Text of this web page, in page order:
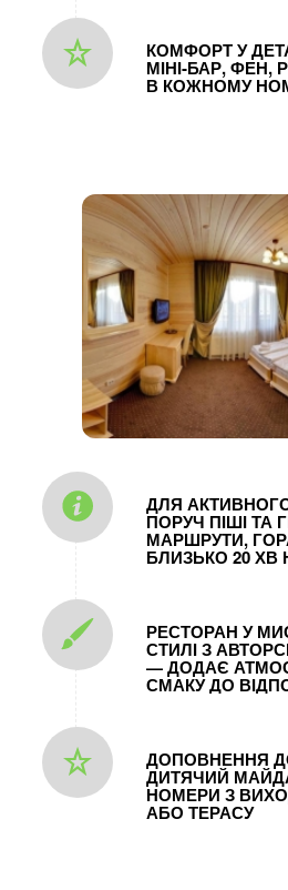
КОМФОРТ У
МІНІ‑БАР,
В КОЖНОМУ
ДЛЯ
ПОРУЧ ПІШІ ТА
МАРШРУТИ,
БЛИЗЬКО 20 ХВ
РЕСТОРАН У
СТИЛІ З
— ДОДАЄ
СМАКУ ДО
ДОПОВНЕННЯ
ДИТЯЧИЙ
НОМЕРИ З
АБО ТЕРАСУ